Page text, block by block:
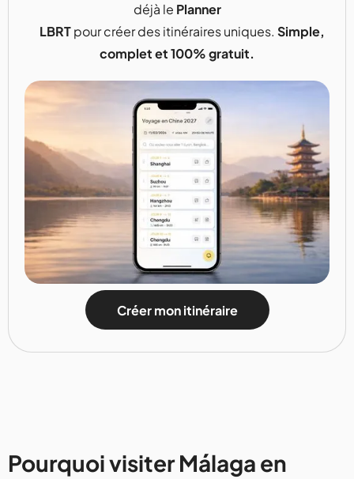
déjà le Planner
LBRTpour créer des itinéraires uniques. Simple,
complet et 100% gratuit.
Créer mon itinéraire
Pourquoi visiter Málaga en